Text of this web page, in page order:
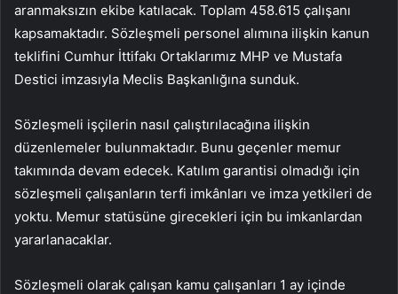
aranmaksızın ekibe katılacak. Toplam 458.615 çalışanı
kapsamaktadır. Sözleşmeli personel alımına ilişkin kanun
teklifini Cumhur İttifakı Ortaklarımız MHP ve Mustafa
Destici imzasıyla Meclis Başkanlığına sunduk.
Sözleşmeli işçilerin nasıl çalıştırılacağına ilişkin
düzenlemeler bulunmaktadır. Bunu geçenler memur
takımında devam edecek. Katılım garantisi olmadığı için
sözleşmeli çalışanların terfi imkânları ve imza yetkileri de
yoktu. Memur statüsüne girecekleri için bu imkanlardan
yararlanacaklar.
Sözleşmeli olarak çalışan kamu çalışanları 1 ay içinde